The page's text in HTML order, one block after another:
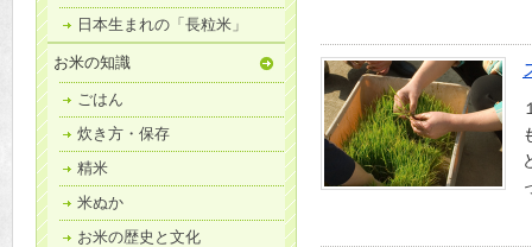
日本生まれの「長粒米」
お米の知識
ごはん
炊き方・保存
精米
米ぬか
お米の歴史と文化